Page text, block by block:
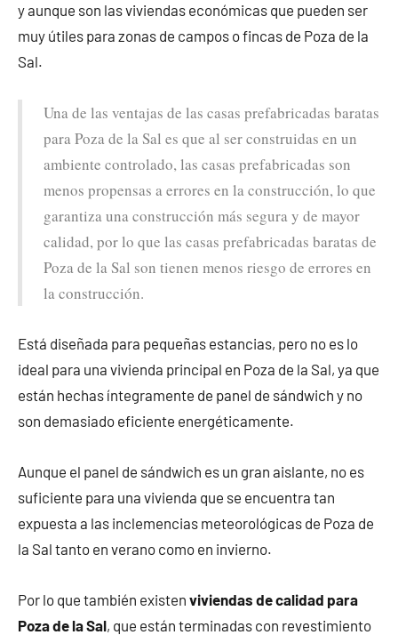
y aunque son las viviendas económicas que pueden ser
muy útiles para zonas de campos o fincas de Poza de la
Sal.
Una de las ventajas de las casas prefabricadas baratas
para Poza de la Sal es que al ser construidas en un
ambiente controlado, las casas prefabricadas son
menos propensas a errores en la construcción, lo que
garantiza una construcción más segura y de mayor
calidad, por lo que las casas prefabricadas baratas de
Poza de la Sal son tienen menos riesgo de errores en
la construcción.
Está diseñada para pequeñas estancias, pero no es lo
ideal para una vivienda principal en Poza de la Sal, ya que
están hechas íntegramente de panel de sándwich y no
son demasiado eficiente energéticamente.
Aunque el panel de sándwich es un gran aislante, no es
suficiente para una vivienda que se encuentra tan
expuesta a las inclemencias meteorológicas de Poza de
la Sal tanto en verano como en invierno.
Por lo que también existen viviendas de calidad para
Poza de la Sal, que están terminadas con revestimiento